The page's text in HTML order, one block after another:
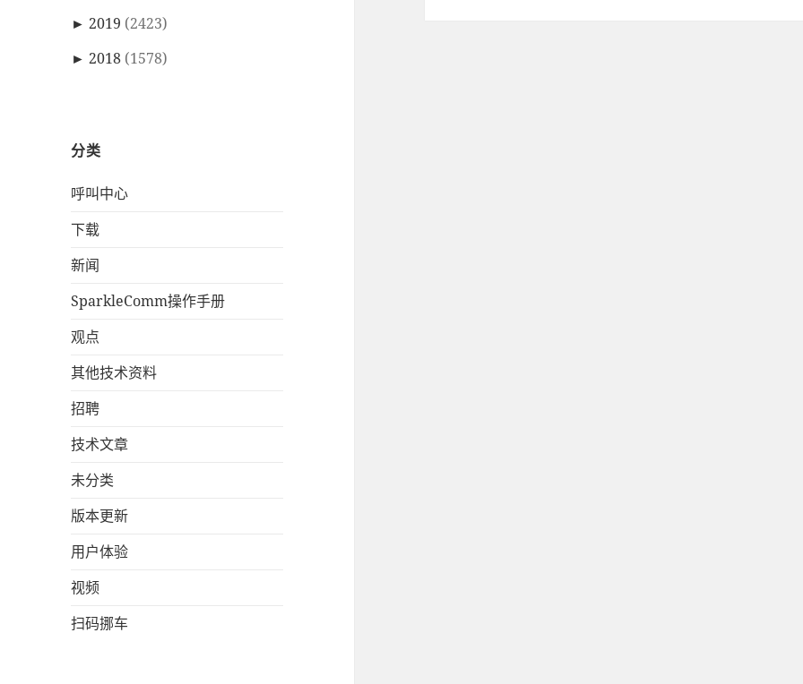
► 2019 (2423)
► 2018 (1578)
分类
呼叫中心
下载
新闻
SparkleComm操作手册
观点
其他技术资料
招聘
技术文章
未分类
版本更新
用户体验
视频
扫码挪车